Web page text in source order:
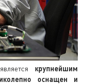
крупнейшим
оснащен и